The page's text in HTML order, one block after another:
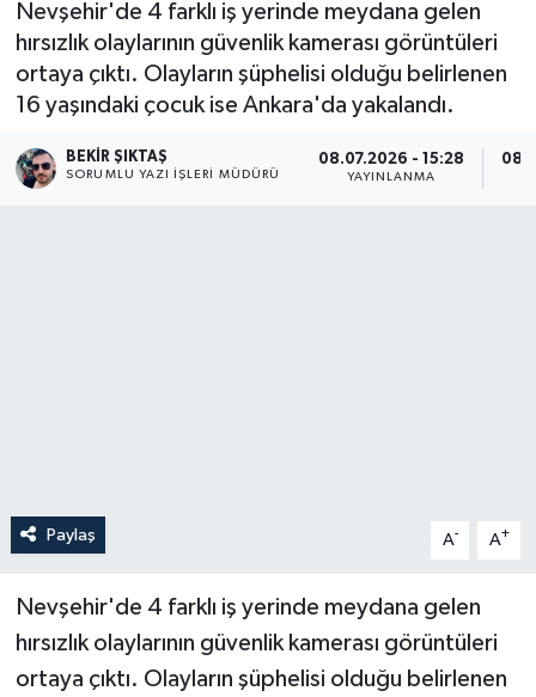
Nevşehir'de 4 farklı iş yerinde meydana gelen
hırsızlık olaylarının güvenlik kamerası görüntüleri
ortaya çıktı. Olayların şüphelisi olduğu belirlenen
16 yaşındaki çocuk ise Ankara'da yakalandı.
BEKIR ŞIKTAŞ
SORUMLU YAZI İŞLERI MÜDÜRÜ
08.07.2026 - 15:28
YAYINLANMA
Paylaş A- A+
Nevşehir'de 4 farklı iş yerinde meydana gelen
hırsızlık olaylarının güvenlik kamerası görüntüleri
ortaya çıktı. Olayların şüphelisi olduğu belirlenen